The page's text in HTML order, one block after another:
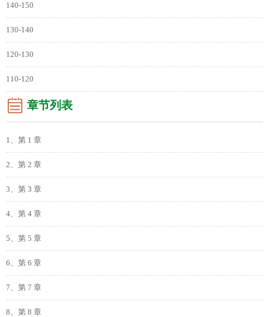
140-150
130-140
120-130
110-120
章节列表
1、第 1 章
2、第 2 章
3、第 3 章
4、第 4 章
5、第 5 章
6、第 6 章
7、第 7 章
8、第 8 章